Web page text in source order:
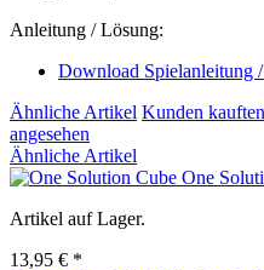
Anleitung / Lösung:
Download Spielanleitung
Ähnliche Artikel Kunden
angesehen
Ähnliche Artikel
One
Artikel auf Lager.
13,95 € *